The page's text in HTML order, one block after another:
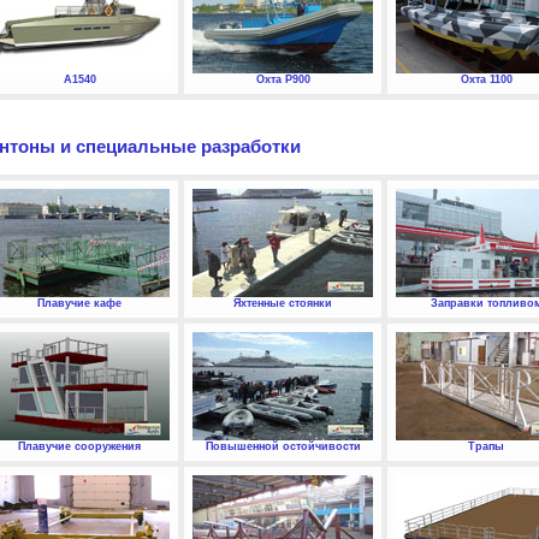
А1540 Охта P900 Охта 1100
и специальные разработки
Плавучие кафе Яхтенные стоянки Заправки
Плавучие сооружения Повышенной остойчивости Трапы